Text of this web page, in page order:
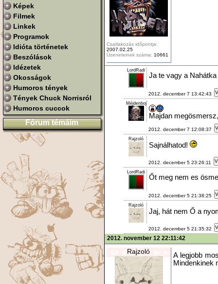
Képek
Filmek
Linkek
Programok
Idióta történetek
Beszólások
Idézetek
Okosságok
Humoros tények
Tények Chuck Norrisról
Humoros cuccok
Fórum témáim
Csatlakozás időpontja:
2007.02.25
Üzeneteinek száma: 10661
LordRadi
Ja te vagy a
2012. december 7 13:42:43
Méjdenboj
Majdan
2012. december 7 12:08:37
Rajzoló
Sajnálhatod!
2012. december 5 23:26:11
LordRadi
Őt meg nem es
2012. december 5 21:38:25
Rajzoló
Jaj, hát nem Ő a
2012. december 5 21:35:32
2012. november 12 22:11:42
Rajzoló
A legjobb
Mindenkinek